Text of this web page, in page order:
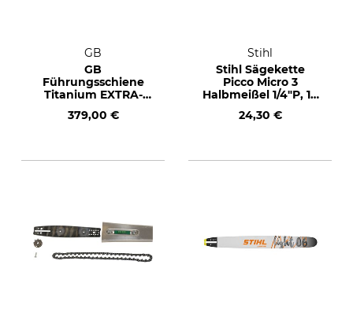
GB
GB
Führungsschiene
Titanium EXTRA-
180 cm
379,00 €
Stihl
Stihl Sägekette
Picco Micro 3
Halbmeißel 1/4"P, 1,1
24,30 €